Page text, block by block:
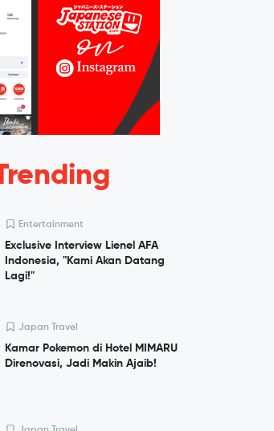
Entertainment
Exclusive Interview Lienel AFA
Indonesia, "Kami Akan Datang
Lagi!"
Japan Travel
Kamar Pokemon di Hotel MIMARU
Direnovasi, Jadi Makin Ajaib!